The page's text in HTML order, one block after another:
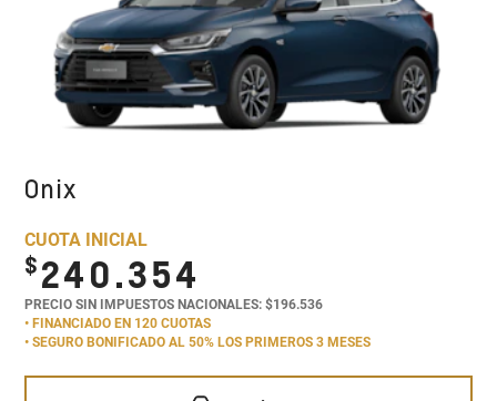
Onix
CUOTA INICIAL
$240.354
PRECIO SIN IMPUESTOS NACIONALES: $196.536
• FINANCIADO EN 120 CUOTAS
• SEGURO BONIFICADO AL 50% LOS PRIMEROS 3 MESES